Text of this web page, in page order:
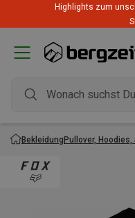
Highlights zum
BekleidungPullover, Hoodies,